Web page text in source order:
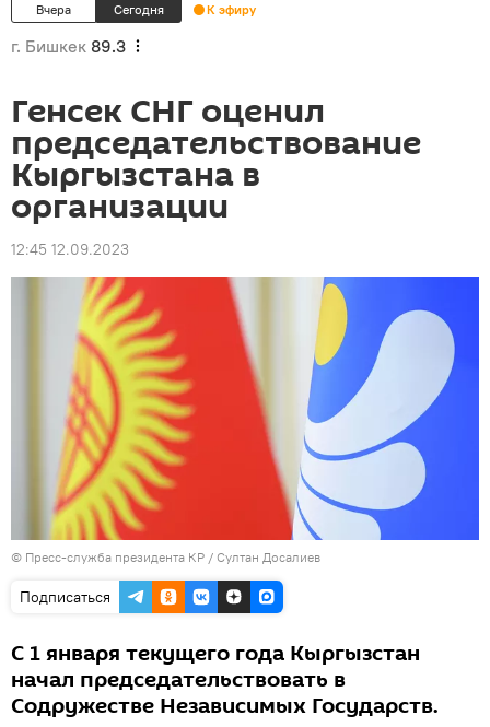
Вчера Сегодня К эфиру
г. Бишкек 89.3
Генсек СНГ оценил
председательствование
Кыргызстана в
организации
12:45 12.09.2023
© Пресс-служба президента КР / Султан Досалиев
Подписаться
С 1 января текущего года Кыргызстан
начал председательствовать в
Содружестве Независимых Государств.